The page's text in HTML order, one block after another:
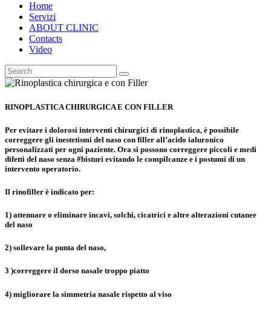
Home
Servizi
ABOUT CLINIC
Contacts
Video
RINOPLASTICA CHIRURGICAE CON FILLER
Per evitare i dolorosi interventi chirurgici di rinoplastica, è possibile
correggere gli inestetismi del naso con filler all’acido ialuronico
personalizzati per ogni paziente. Ora si possono correggere piccoli e medi
difetti del naso senza #bisturi evitando le compilcanze e i postumi di un
intervento operatorio.
Il rinofiller è indicato per:
1) attenuare o eliminare incavi, solchi, cicatrici e altre alterazioni cutanee
del naso
2) sollevare la punta del naso,
3 )correggere il dorso nasale troppo piatto
4) migliorare la simmetria nasale rispetto al viso